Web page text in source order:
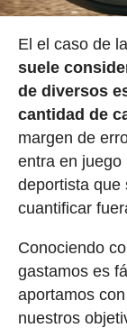
El el caso de
suele
de diversos
cantidad de
margen de
entra en juego
deportista que
cuantificar
Conociendo
gastamos es
aportamos
nuestros